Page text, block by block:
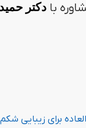
با دکتر
برای زیبایی شکم